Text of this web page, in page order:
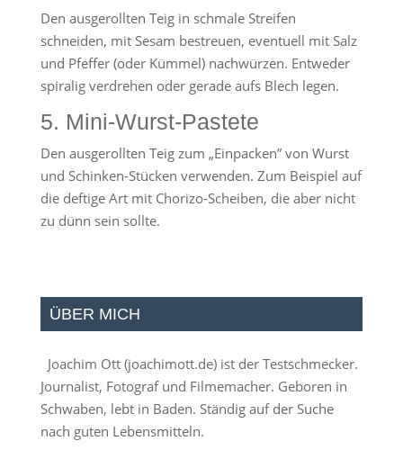
Den ausgerollten Teig in schmale Streifen
schneiden, mit Sesam bestreuen, eventuell mit Salz
und Pfeffer (oder Kümmel) nachwürzen. Entweder
spiralig verdrehen oder gerade aufs Blech legen.
5. Mini-Wurst-Pastete
Den ausgerollten Teig zum „Einpacken” von Wurst
und Schinken-Stücken verwenden. Zum Beispiel auf
die deftige Art mit Chorizo-Scheiben, die aber nicht
zu dünn sein sollte.
ÜBER MICH
Joachim Ott (joachimott.de) ist der Testschmecker.
Journalist, Fotograf und Filmemacher. Geboren in
Schwaben, lebt in Baden. Ständig auf der Suche
nach guten Lebensmitteln.